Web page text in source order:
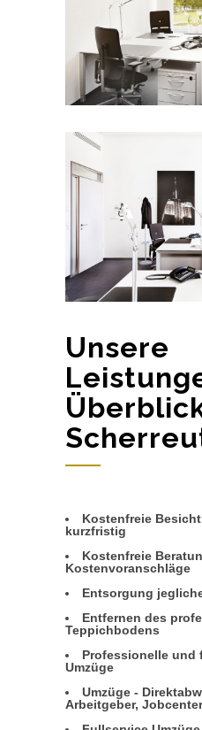
Unsere
Kostenfreie
kurzfristig
Kostenfreie
Kostenvoranschläge
Entsorgung
Entfernen des
Teppichbodens
Professionelle und
Umzüge
Umzüge -
Arbeitgeber,